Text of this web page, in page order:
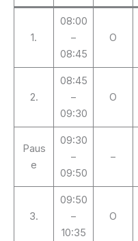
1.
08:00
–
08:45
O
2.
08:45
–
09:30
O
Paus
e
09:30
–
09:50
–
3.
09:50
–
10:35
O